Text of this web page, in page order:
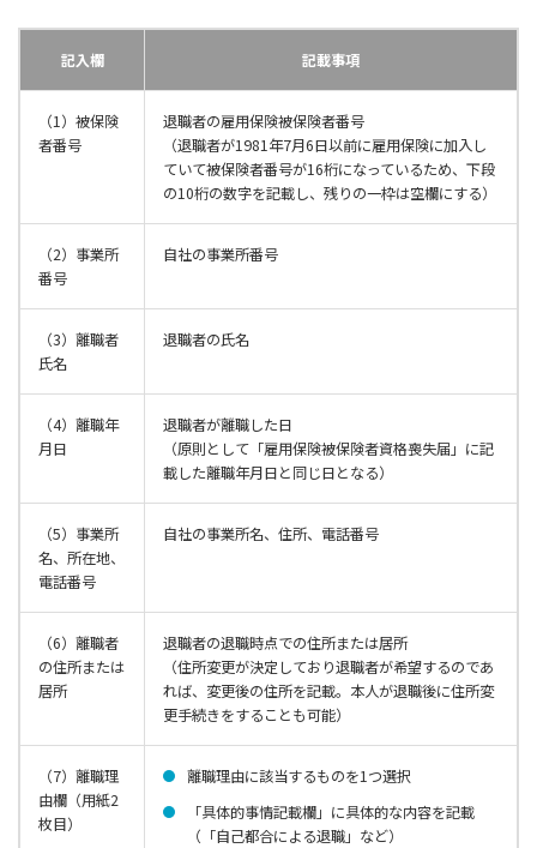
記入欄 記載事項
（1）被保険
者番号
退職者の雇用保険被保険者番号
（退職者が1981年7月6日以前に雇用保険に加入し
ていて被保険者番号が16桁になっているため、下段
の10桁の数字を記載し、残りの一枠は空欄にする）
（2）事業所
番号
自社の事業所番号
（3）離職者
氏名
退職者の氏名
（4）離職年
月日
退職者が離職した日
（原則として「雇用保険被保険者資格喪失届」に記
載した離職年月日と同じ日となる）
（5）事業所
名、所在地、
電話番号
自社の事業所名、住所、電話番号
（6）離職者
の住所または
居所
退職者の退職時点での住所または居所
（住所変更が決定しており退職者が希望するのであ
れば、変更後の住所を記載。本人が退職後に住所変
更手続きをすることも可能）
（7）離職理
由欄（用紙2
枚目）
離職理由に該当するものを1つ選択
「具体的事情記載欄」に具体的な内容を記載
（「自己都合による退職」など）